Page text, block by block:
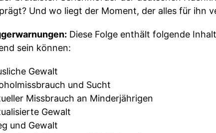
Und wo liegt der Moment, der alles für ihn
Diese Folge enthält folgende
sein können:
Gewalt
und Sucht
Missbrauch an Minderjährigen
Gewalt
und Gewalt